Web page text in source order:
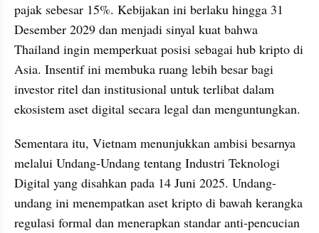
pajak sebesar 15%. Kebijakan ini berlaku hingga 31
Desember 2029 dan menjadi sinyal kuat bahwa
Thailand ingin memperkuat posisi sebagai hub kripto di
Asia. Insentif ini membuka ruang lebih besar bagi
investor ritel dan institusional untuk terlibat dalam
ekosistem aset digital secara legal dan menguntungkan.
Sementara itu, Vietnam menunjukkan ambisi besarnya
melalui Undang-Undang tentang Industri Teknologi
Digital yang disahkan pada 14 Juni 2025. Undang-
undang ini menempatkan aset kripto di bawah kerangka
regulasi formal dan menerapkan standar anti-pencucian